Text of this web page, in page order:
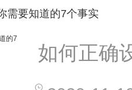
需要知道的7个事实
如何正确